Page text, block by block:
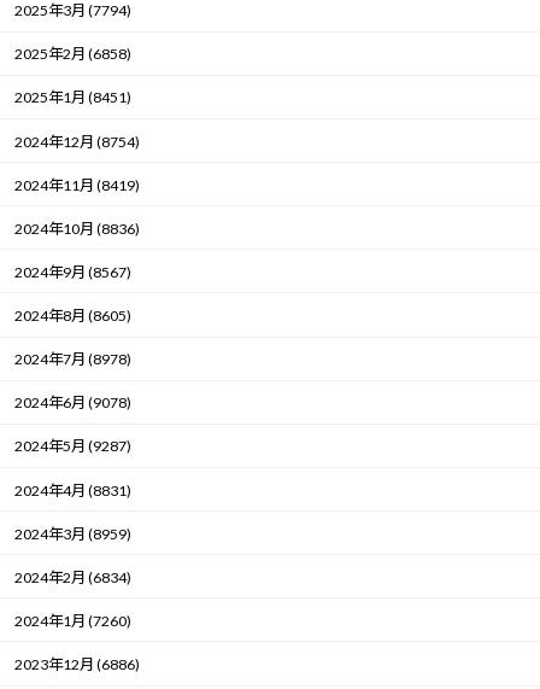
2025年3月 (7794)
2025年2月 (6858)
2025年1月 (8451)
2024年12月 (8754)
2024年11月 (8419)
2024年10月 (8836)
2024年9月 (8567)
2024年8月 (8605)
2024年7月 (8978)
2024年6月 (9078)
2024年5月 (9287)
2024年4月 (8831)
2024年3月 (8959)
2024年2月 (6834)
2024年1月 (7260)
2023年12月 (6886)